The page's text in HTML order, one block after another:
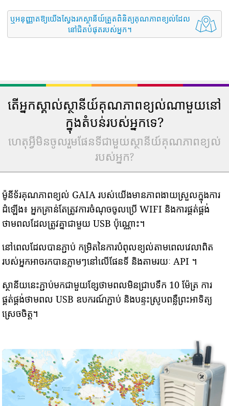
ឬអនុញ្ញាតឱ្យយើងស្វែងរកស្ថានីយ៍ត្រួតពិនិត្យគុណភាពខ្យល់ដែល
នៅជិតបំផុតរបស់អ្នក។
តើអ្នកស្គាល់ស្ថានីយ៍គុណភាពខ្យល់ណាមួយនៅ
ក្នុងតំបន់របស់អ្នកទេ?
ហេតុអ្វីមិនចូលរួមផែនទីជាមួយស្ថានីយ៍គុណភាពខ្យល់
របស់អ្នក?
ម៉ូនីទ័រគុណភាពខ្យល់ GAIA របស់យើងមានភាពងាយស្រួលក្នុងការ
ដំឡើង៖ អ្នកគ្រាន់តែត្រូវការចំណុចចូលប្រើ WIFI និងការផ្គត់ផ្គង់
ថាមពលដែលត្រូវគ្នាជាមួយ USB ប៉ុណ្ណោះ។
នៅពេលដែលបានភ្ជាប់ កម្រិតនៃការបំពុលខ្យល់តាមពេលវេលាពិត
របស់អ្នកអាចរកបានភ្លាមៗនៅលើផែនទី និងតាមរយៈ API ។
ស្ថានីយនេះភ្ជាប់មកជាមួយខ្សែថាមពលមិនជ្រាបទឹក 10 ម៉ែត្រ ការ
ផ្គត់ផ្គង់ថាមពល USB ឧបករណ៍ភ្ជាប់ និងបន្ទះស្រូបពន្លឺព្រះអាទិត្យ
ស្រេចចិត្ត។